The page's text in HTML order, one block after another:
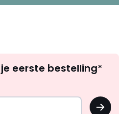
zoek
inspiratie
je eerste bestelling*
OK